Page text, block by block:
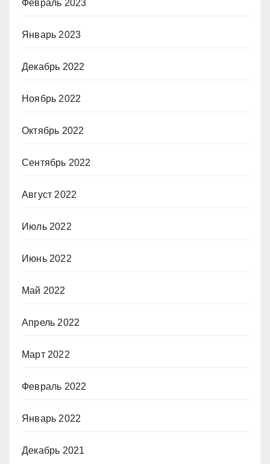
Февраль 2023
Январь 2023
Декабрь 2022
Ноябрь 2022
Октябрь 2022
Сентябрь 2022
Август 2022
Июль 2022
Июнь 2022
Май 2022
Апрель 2022
Март 2022
Февраль 2022
Январь 2022
Декабрь 2021